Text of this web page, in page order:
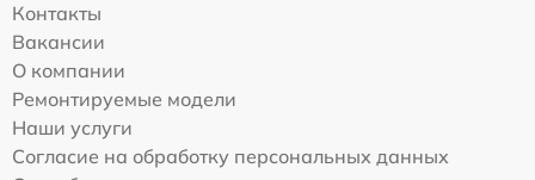
Контакты
Вакансии
О компании
Ремонтируемые модели
Наши услуги
Согласие на обработку персональных данных